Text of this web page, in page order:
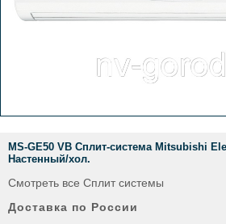
MS-GЕ50 VB Сплит-система Mitsubishi
Настенный/хол.
Смотреть все Сплит системы
Доставка по России